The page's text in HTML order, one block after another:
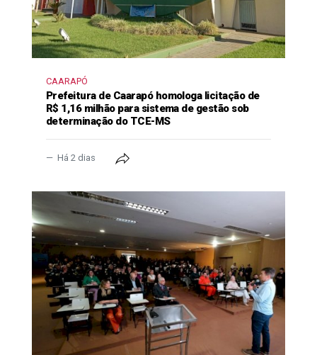
CAARAPÓ
Prefeitura de Caarapó homologa licitação de
R$ 1,16 milhão para sistema de gestão sob
determinação do TCE-MS
Há 2 dias